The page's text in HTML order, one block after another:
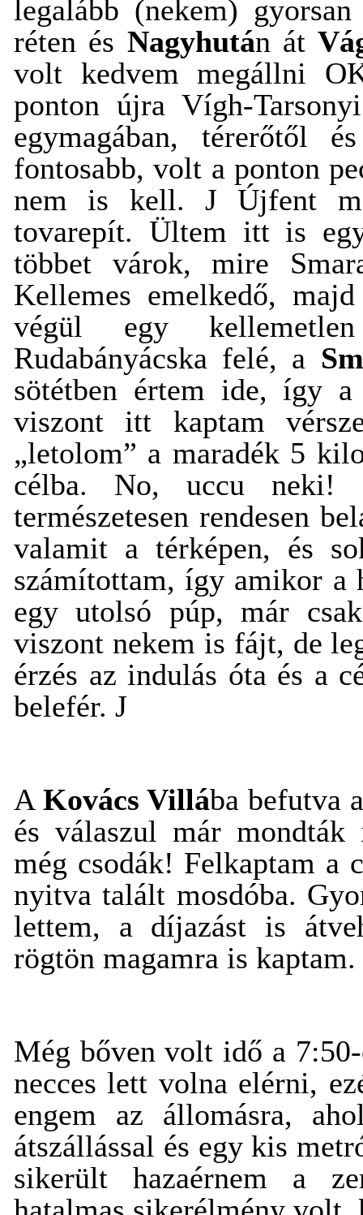
legalább (nekem)
réten és Nagyhután át
volt kedvem megállni
ponton újra Vígh-
egymagában, térerőtől
fontosabb, volt a ponton
nem is kell. J Újfent
tovarepít. Ültem itt is
többet várok, mire
Kellemes emelkedő,
végül egy
Rudabányácska felé, a
sötétben értem ide, így
viszont itt kaptam
„letolom” a maradék 5
célba. No, uccu neki!
természetesen rendesen
valamit a térképen, és
számítottam, így amikor a
egy utolsó púp, már
viszont nekem is fájt, de
érzés az indulás óta és a
belefér. J
A Kovács Villába befutva
és válaszul már
még csodák! Felkaptam a
nyitva talált mosdóba.
lettem, a díjazást is
rögtön magamra is kaptam.
Még bőven volt idő a
necces lett volna elérni,
engem az állomásra,
átszállással és egy kis
sikerült hazaérnem a